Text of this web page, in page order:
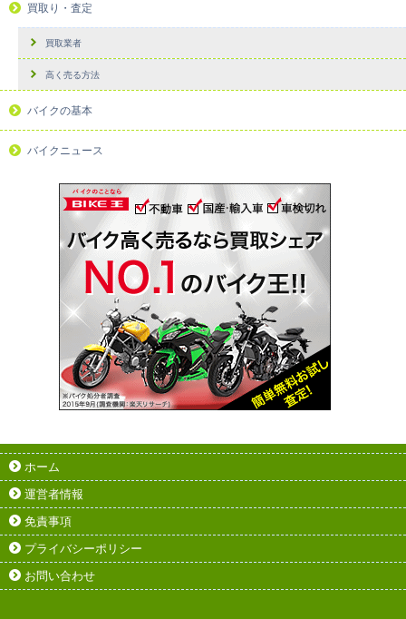
買取り・査定
買取業者
高く売る方法
バイクの基本
バイクニュース
ホーム
運営者情報
免責事項
プライバシーポリシー
お問い合わせ